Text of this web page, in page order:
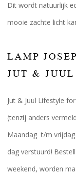
Dit wordt natuurlijk
mooie zachte licht
LAMP
JUT &
Jut & Juul Lifestyle
(tenzij anders
Maandag t/m
dag verstuurd!
weekend, worden